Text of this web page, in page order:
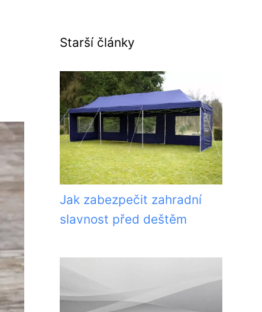
Starší články
Jak zabezpečit zahradní
slavnost před deštěm